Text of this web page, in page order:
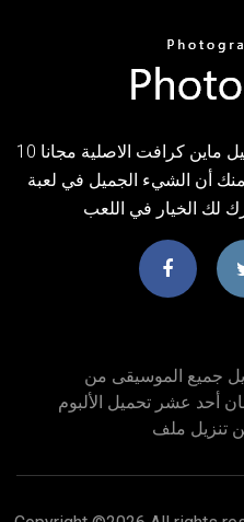
10 كانون الثاني (يناير) 2021 بعد تحميل ماين كرافت الاصلية مجانا
الأمر منك أن الشيء الجميل في لعبة
أحد عشر تحميل الألبوم